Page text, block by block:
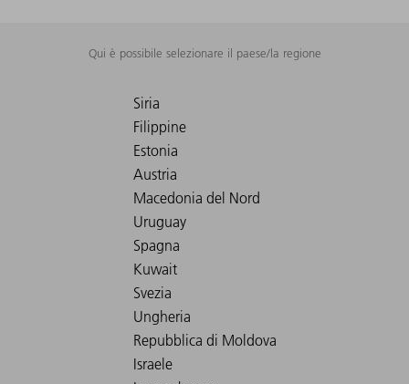
Qui è possibile selezionare il paese/la regione